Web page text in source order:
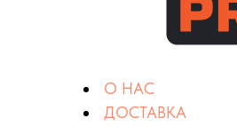
О НАС
ДОСТАВКА